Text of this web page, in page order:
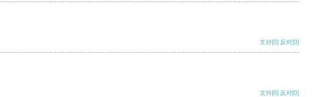
支持[0] 反对[0]
支持[0] 反对[0]